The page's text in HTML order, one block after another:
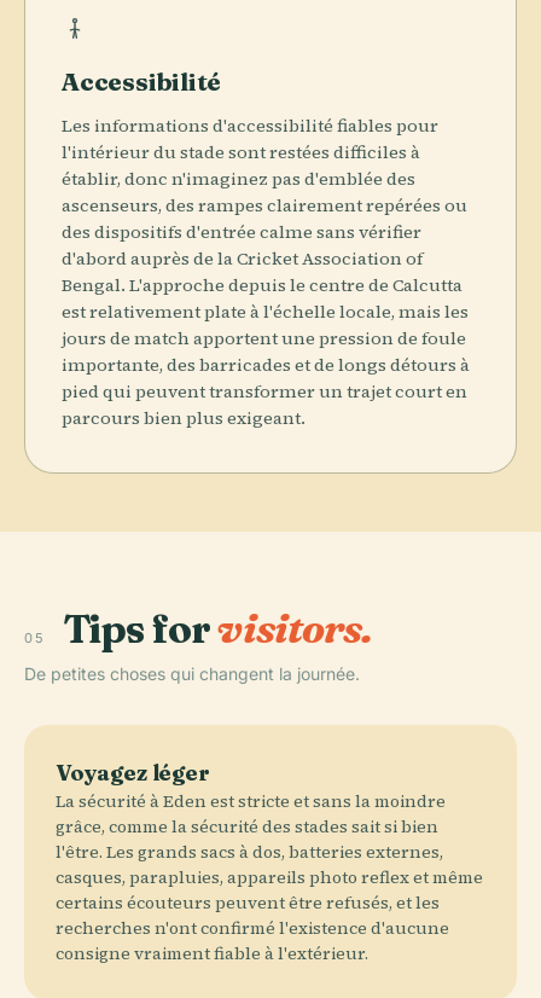
Accessibilité
Les informations d'accessibilité fiables pour
l'intérieur du stade sont restées difficiles à
établir, donc n'imaginez pas d'emblée des
ascenseurs, des rampes clairement repérées ou
des dispositifs d'entrée calme sans vérifier
d'abord auprès de la Cricket Association of
Bengal. L'approche depuis le centre de Calcutta
est relativement plate à l'échelle locale, mais les
jours de match apportent une pression de foule
importante, des barricades et de longs détours à
pied qui peuvent transformer un trajet court en
parcours bien plus exigeant.
05 Tips forvisitors.
De petites choses qui changent la journée.
Voyagez léger
La sécurité à Eden est stricte et sans la moindre
grâce, comme la sécurité des stades sait si bien
l'être. Les grands sacs à dos, batteries externes,
casques, parapluies, appareils photo reflex et même
certains écouteurs peuvent être refusés, et les
recherches n'ont confirmé l'existence d'aucune
consigne vraiment fiable à l'extérieur.